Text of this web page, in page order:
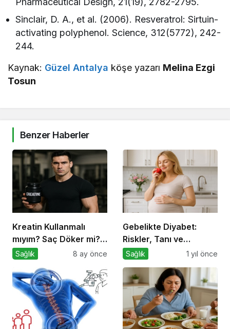
Sinclair, D. A., et al. (2006). Resveratrol: Sirtuin-
activating polyphenol. Science, 312(5772), 242-
244.
Kaynak: Güzel Antalya köşe yazarı Melina Ezgi
Tosun
Benzer Haberler
Kreatin Kullanmalı
mıyım? Saç Döker mi?
Ne Zaman Alınmalı?
Sağlık 8 ay önce
Gebelikte Diyabet:
Riskler, Tanı ve
Yönetim
Sağlık 1 yıl önce